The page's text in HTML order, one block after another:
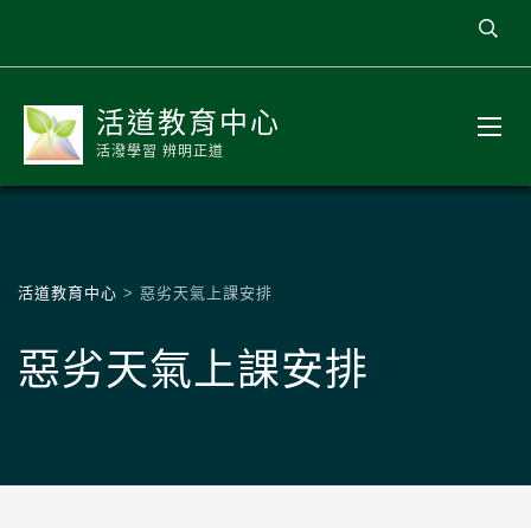
活道教育中心
活潑學習 辨明正道
活道教育中心 > 惡劣天氣上課安排
惡劣天氣上課安排